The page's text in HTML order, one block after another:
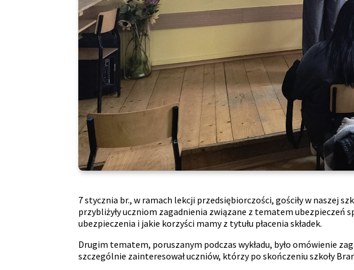
7 stycznia br., w ramach lekcji przedsiębiorczości, gościły w naszej
przybliżyły uczniom zagadnienia związane z tematem ubezpieczeń
ubezpieczenia i jakie korzyści mamy z tytułu płacenia składek.
Drugim tematem, poruszanym podczas wykładu, było omówienie
szczególnie zainteresował uczniów, którzy po skończeniu szkoły